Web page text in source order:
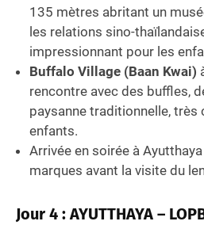
135 mètres abritant un
les relations sino-
impressionnant pour les
Buffalo Village (Baan Kwai)
rencontre avec des buffles,
paysanne traditionnelle, très
enfants.
Arrivée en soirée à
marques avant la visite du
Jour 4 : AYUTTHAYA –